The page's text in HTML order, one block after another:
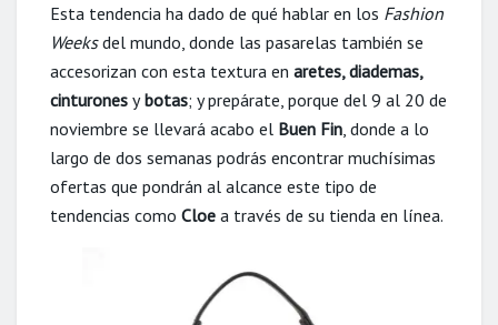
Esta tendencia ha dado de qué hablar en los Fashion
Weeksdel mundo, donde las pasarelas también se
accesorizan con esta textura en aretes, diademas,
cinturones ybotas; y prepárate, porque del 9 al 20 de
noviembre se llevará acabo el Buen Fin , donde a lo
largo de dos semanas podrás encontrar muchísimas
ofertas que pondrán al alcance este tipo de
tendencias como Cloe a través de su tienda en línea.